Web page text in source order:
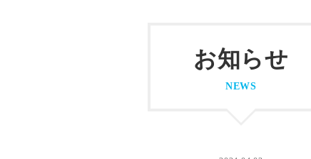
お知らせ
NEWS